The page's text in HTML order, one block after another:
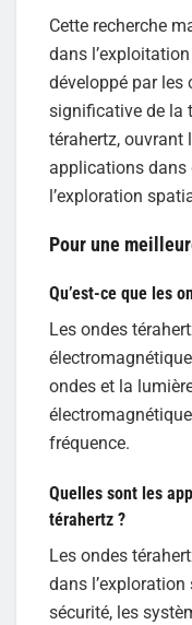
Cette recherche
dans
développé par les
significative de la
térahertz, ouvrant
applications dans
l’exploration
Pour une
Qu’est-ce que les
Les ondes
ondes et la
fréquence.
Quelles sont les
térahertz ?
Les ondes
dans
sécurité, les